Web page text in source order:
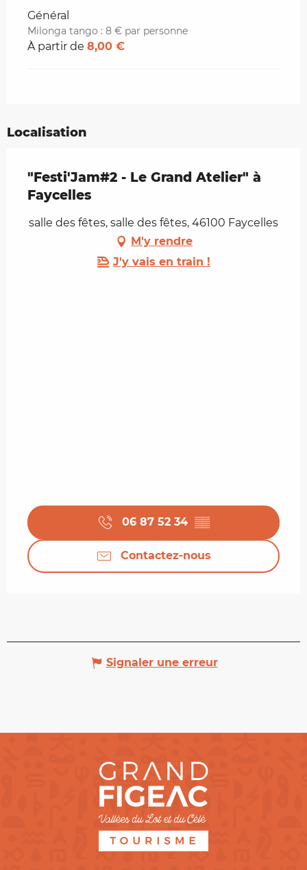
Général
Milonga tango : 8 € par personne
À partir de 8,00 €
Localisation
"Festi'Jam#2 - Le Grand Atelier" à
Faycelles
salle des fêtes, salle des fêtes, 46100 Faycelles
M'y rendre
J'y vais en train !
06 87 52 34 ▒▒
Contactez-nous
Signaler une erreur